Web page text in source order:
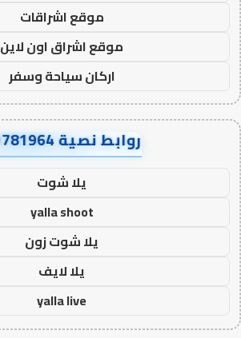
موقع اشراقات
موقع اشراق اون لاين
اركان سياحة وسفر
روابط نصية FD781964
يلا شوت
yalla shoot
يلا شوت زون
يلا لايف
yalla live